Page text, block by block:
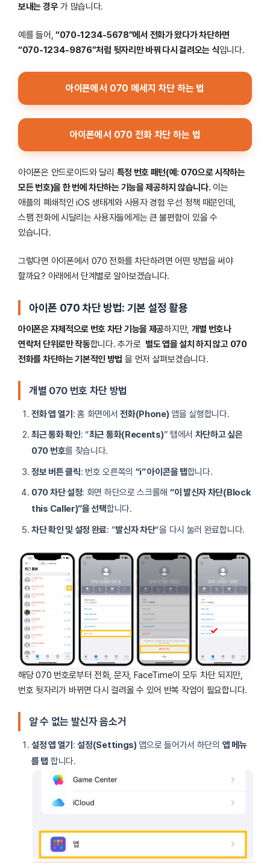
보내는 경우 가 많습니다.
예를 들어, “070-1234-5678″에서 전화가 왔다가 차단하면
“070-1234-9876″처럼 뒷자리만 바꿔 다시 걸려오는 식입니다.
아이폰에서 070 메세지 차단 하는 법
아이폰에서 070 전화 차단 하는 법
아이폰은 안드로이드와 달리 특정 번호 패턴(예: 070으로 시작하는
모든 번호)을 한 번에 차단하는 기능을 제공하지 않습니다. 이는
애플의 폐쇄적인 iOS 생태계와 사용자 경험 우선 정책 때문인데,
스팸 전화에 시달리는 사용자들에게는 큰 불편함이 있을 수
있습니다.
그렇다면 아이폰에서 070 전화를 차단하려면 어떤 방법을 써야
할까요? 아래에서 단계별로 알아보겠습니다.
아이폰 070 차단 방법: 기본 설정 활용
아이폰은 자체적으로 번호 차단 기능을 제공하지만, 개별 번호나
연락처 단위로만 작동합니다. 추가로 별도 앱을 설치 하지 않고 070
전화를 차단하는 기본적인 방법 을 먼저 살펴보겠습니다.
개별 070 번호 차단 방법
전화 앱 열기 : 홈 화면에서전화(Phone)앱을 실행합니다.
최근 통화 확인: “최근 통화(Recents)” 탭에서 차단하고 싶은
070 번호를 찾습니다.
정보 버튼 클릭: 번호 오른쪽의 “i” 아이콘을 탭합니다.
070 차단 설정: 화면 하단으로 스크롤해 “이 발신자 차단(Block
this Caller)”을 선택합니다.
차단 확인 및 설정 완료: “발신자 차단“을 다시 눌러 완료합니다.
해당 070 번호로부터 전화, 문자, FaceTime이 모두 차단 되지만,
번호 뒷자리가 바뀌면 다시 걸려올 수 있어 반복 작업이 필요합니다.
알 수 없는 발신자 음소거
설정 앱 열기 :설정(Settings)앱으로 들어가서 하단의 앱 메뉴
를 탭 합니다.